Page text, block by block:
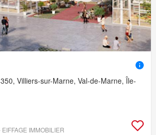
Villiers-sur-Marne, Val-de-Marne, Île-
IMMOBILIER